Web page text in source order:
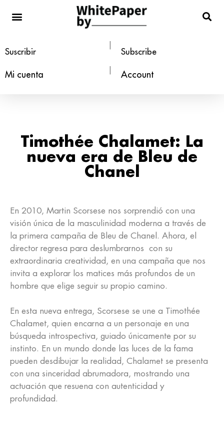
Suscribir
Mi cuenta
Subscribe
Account
Timothée Chalamet: La
nueva era de Bleu de
Chanel
En 2010, Martin Scorsese nos sorprendió con una
visión única de la masculinidad moderna a través de
la primera campaña de Bleu de Chanel. Ahora, el
director regresa para deslumbrarnos con su
extraordinaria creatividad, en una campaña que nos
invita a explorar los matices más profundos de un
hombre que elige seguir su propio camino.
En esta nueva entrega, Scorsese se une a Timothée
Chalamet, quien encarna a un personaje en una
búsqueda introspectiva, guiado únicamente por su
instinto. En un mundo donde las luces de la fama
pueden desdibujar la realidad, Chalamet se presenta
con una sinceridad abrumadora, mostrando una
actuación que resuena con autenticidad y
profundidad.